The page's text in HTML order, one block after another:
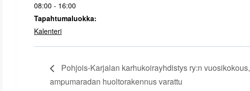
08:00 - 16:00
Tapahtumaluokka:
Kalenteri
Pohjois-Karjalan karhukoirayhdistys ry:n vuosikokous,
ampumaradan huoltorakennus varattu